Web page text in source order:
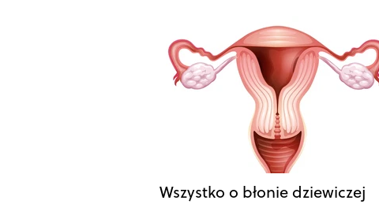
Wszystko o błonie dziewiczej